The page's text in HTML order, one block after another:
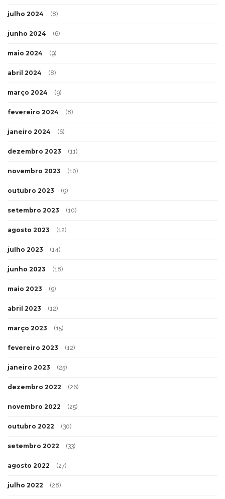
julho 2024 (8)
junho 2024 (6)
maio 2024 (9)
abril 2024 (8)
março 2024 (9)
fevereiro 2024 (8)
janeiro 2024 (6)
dezembro 2023 (11)
novembro 2023 (10)
outubro 2023 (9)
setembro 2023 (10)
agosto 2023 (12)
julho 2023 (14)
junho 2023 (18)
maio 2023 (9)
abril 2023 (12)
março 2023 (15)
fevereiro 2023 (12)
janeiro 2023 (25)
dezembro 2022 (26)
novembro 2022 (25)
outubro 2022 (30)
setembro 2022 (33)
agosto 2022 (27)
julho 2022 (28)